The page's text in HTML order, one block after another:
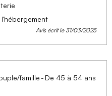
Avis écrit le 31/03/2025
famille
De 45 à 54 ans